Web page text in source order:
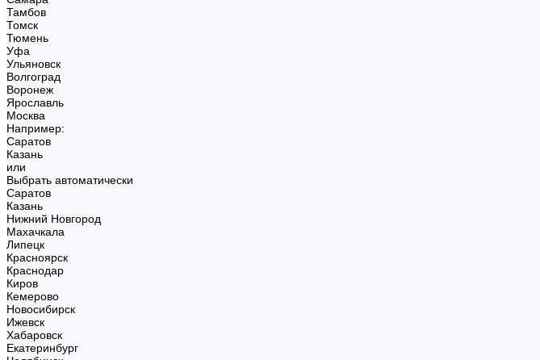
Тамбов
Томск
Тюмень
Уфа
Ульяновск
Волгоград
Воронеж
Ярославль
Москва
Например:
Саратов
Казань
или
Выбрать автоматически
Саратов
Казань
Нижний Новгород
Махачкала
Липецк
Красноярск
Краснодар
Киров
Кемерово
Новосибирск
Ижевск
Хабаровск
Екатеринбург